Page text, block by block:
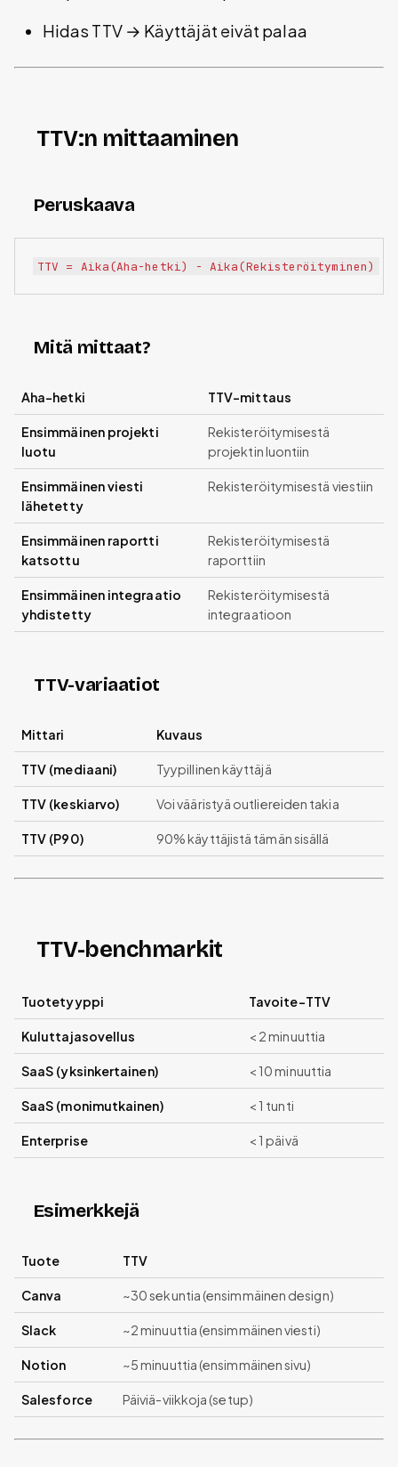
Hidas TTV → Käyttäjät eivät palaa
TTV:n mittaaminen
Peruskaava
Mitä mittaat?
Aha-hetki TTV-mittaus
Ensimmäinen projekti
luotu
Rekisteröitymisestä
projektin luontiin
Ensimmäinen viesti
lähetetty
Rekisteröitymisestä viestiin
Ensimmäinen raportti
katsottu
Rekisteröitymisestä
raporttiin
Ensimmäinen integraatio
yhdistetty
Rekisteröitymisestä
integraatioon
TTV-variaatiot
Mittari Kuvaus
TTV (mediaani) Tyypillinen käyttäjä
TTV (keskiarvo) Voi vääristyä outliereiden takia
TTV (P90) 90% käyttäjistä tämän sisällä
TTV-benchmarkit
Tuotetyyppi Tavoite-TTV
Kuluttajasovellus < 2 minuuttia
SaaS (yksinkertainen) < 10 minuuttia
SaaS (monimutkainen) < 1 tunti
Enterprise < 1 päivä
Esimerkkejä
Tuote TTV
Canva ~30 sekuntia (ensimmäinen design)
Slack ~2 minuuttia (ensimmäinen viesti)
Notion ~5 minuuttia (ensimmäinen sivu)
Salesforce Päiviä-viikkoja (setup)